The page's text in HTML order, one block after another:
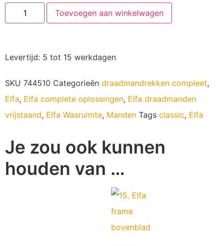
Toevoegen aan winkelwagen
Levertijd: 5 tot 15 werkdagen
SKU 744510 Categorieën draadmandrekken compleet,
Elfa, Elfa complete oplossingen, Elfa draadmanden
vrijstaand, Elfa Wasruimte, Manden Tags classic, Elfa
Je zou ook kunnen
houden van …